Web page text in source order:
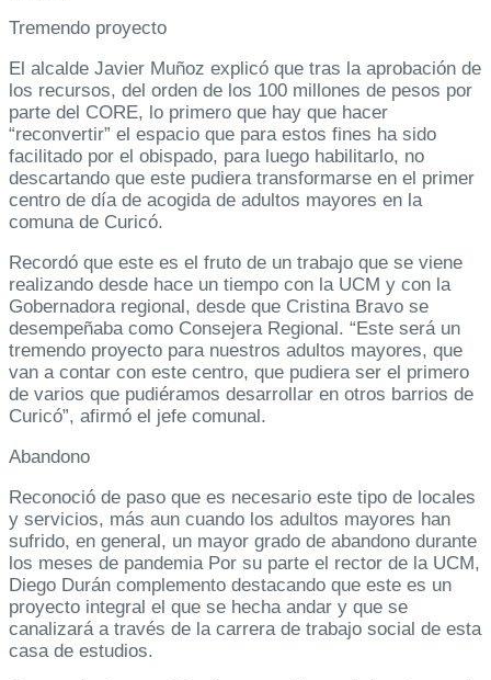
Tremendo proyecto
El alcalde Javier Muñoz explicó que tras la aprobación de
los recursos, del orden de los 100 millones de pesos por
parte del CORE, lo primero que hay que hacer
“reconvertir” el espacio que para estos fines ha sido
facilitado por el obispado, para luego habilitarlo, no
descartando que este pudiera transformarse en el primer
centro de día de acogida de adultos mayores en la
comuna de Curicó.
Recordó que este es el fruto de un trabajo que se viene
realizando desde hace un tiempo con la UCM y con la
Gobernadora regional, desde que Cristina Bravo se
desempeñaba como Consejera Regional. “Este será un
tremendo proyecto para nuestros adultos mayores, que
van a contar con este centro, que pudiera ser el primero
de varios que pudiéramos desarrollar en otros barrios de
Curicó”, afirmó el jefe comunal.
Abandono
Reconoció de paso que es necesario este tipo de locales
y servicios, más aun cuando los adultos mayores han
sufrido, en general, un mayor grado de abandono durante
los meses de pandemia Por su parte el rector de la UCM,
Diego Durán complemento destacando que este es un
proyecto integral el que se hecha andar y que se
canalizará a través de la carrera de trabajo social de esta
casa de estudios.